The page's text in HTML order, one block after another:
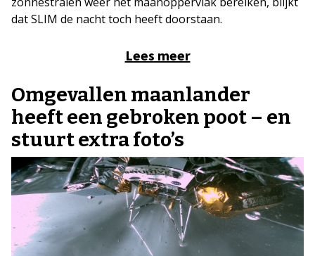
dat SLIM de nacht toch heeft doorstaan.
Lees meer
Omgevallen maanlander
heeft een gebroken poot – en
stuurt extra foto’s